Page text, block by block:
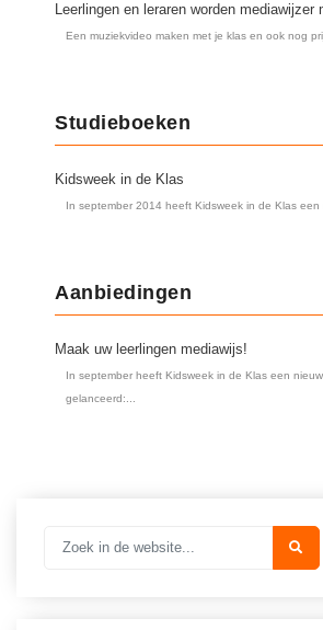
Leerlingen en leraren worden mediawijzer
Een muziekvideo maken met je klas en ook nog
Studieboeken
Kidsweek in de Klas
In september 2014 heeft Kidsweek in de Klas een
Aanbiedingen
Maak uw leerlingen mediawijs!
In september heeft Kidsweek in de Klas een
gelanceerd:...